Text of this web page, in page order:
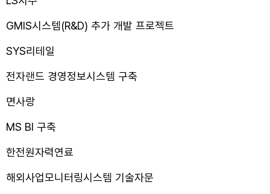
GMIS시스템(R&D) 추가 개발 프로젝트
SYS리테일
전자랜드 경영정보시스템 구축
면사랑
MS BI 구축
한전원자력연료
해외사업모니터링시스템 기술자문